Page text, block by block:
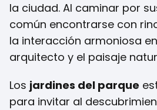
la ciudad. Al caminar por
común encontrarse con
la interacción armoniosa
arquitecto y el paisaje
Los jardines del parque
para invitar al